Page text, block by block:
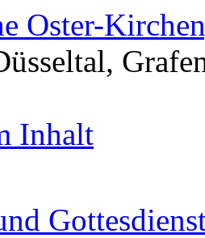
Oster-
Inhalt